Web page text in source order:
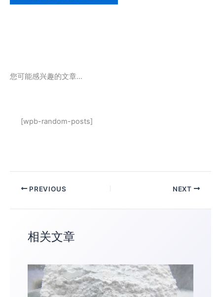
您可能感兴趣的文章…
[wpb-random-posts]
PREVIOUS NEXT
相关文章